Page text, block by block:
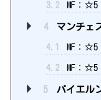
3.2 MF：☆5
4 マンチェ
4.1 MF：☆5
4.2 MF：☆5
5 バイエル